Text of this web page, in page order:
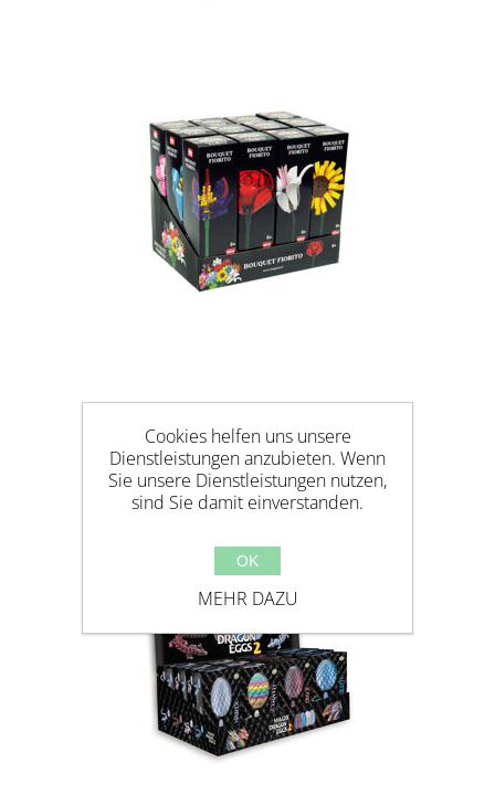
BOUQUET FLOWERS
Cookies helfen uns unsere
Dienstleistungen anzubieten. Wenn
Sie unsere Dienstleistungen nutzen,
sind Sie damit einverstanden.
OK
MEHR DAZU